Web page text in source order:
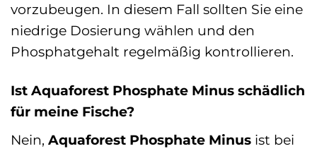
vorzubeugen. In diesem Fall sollten Sie eine
niedrige Dosierung wählen und den
Phosphatgehalt regelmäßig kontrollieren.
Ist Aquaforest Phosphate Minus schädlich
für meine Fische?
Nein, Aquaforest Phosphate Minus ist bei